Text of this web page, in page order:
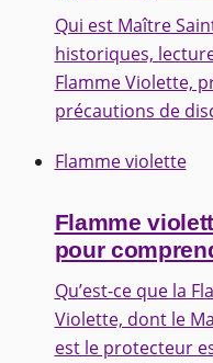
Qui est Maître
historiques,
Flamme Violette,
précautions de
Flamme violette
Flamme
pour
Qu’est-ce que la
Violette, dont le
est le protecteur